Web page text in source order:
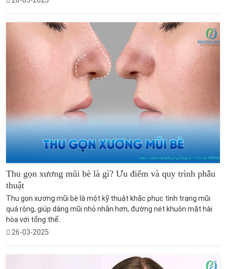
Thu gọn xương mũi bè là gì? Ưu điểm và quy trình phẫu
thuật
Thu gọn xương mũi bè là một kỹ thuật khắc phục tình trạng mũi
quá rộng, giúp dáng mũi nhỏ nhắn hơn, đường nét khuôn mặt hài
hòa với tổng thể.
26-03-2025